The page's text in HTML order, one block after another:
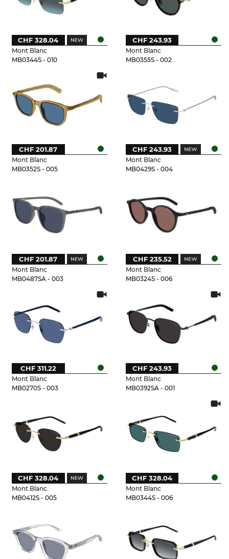
Mont Blanc
MB0344S - 010
CHF 328.04
Mont Blanc
MB0355S - 002
CHF 243.93
Mont Blanc
MB0352S - 005
CHF 201.87
Mont Blanc
MB0429S - 004
CHF 243.93
Mont Blanc
MB0487SA - 003
CHF 201.87
Mont Blanc
MB0324S - 006
CHF 235.52
Mont Blanc
MB0270S - 003
CHF 311.22
Mont Blanc
MB0392SA - 001
CHF 243.93
Mont Blanc
MB0412S - 005
CHF 328.04
Mont Blanc
MB0344S - 006
CHF 328.04